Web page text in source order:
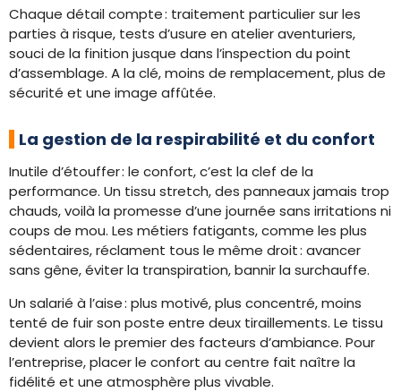
Chaque détail compte : traitement particulier sur les
parties à risque, tests d’usure en atelier aventuriers,
souci de la finition jusque dans l’inspection du point
d’assemblage. A la clé, moins de remplacement, plus de
sécurité et une image affûtée.
La gestion de la respirabilité et du confort
Inutile d’étouffer : le confort, c’est la clef de la
performance. Un tissu stretch, des panneaux jamais trop
chauds, voilà la promesse d’une journée sans irritations ni
coups de mou. Les métiers fatigants, comme les plus
sédentaires, réclament tous le même droit : avancer
sans gêne, éviter la transpiration, bannir la surchauffe.
Un salarié à l’aise : plus motivé, plus concentré, moins
tenté de fuir son poste entre deux tiraillements. Le tissu
devient alors le premier des facteurs d’ambiance. Pour
l’entreprise, placer le confort au centre fait naître la
fidélité et une atmosphère plus vivable.